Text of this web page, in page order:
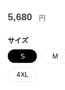
5,680 円
サイズ
S M
4XL